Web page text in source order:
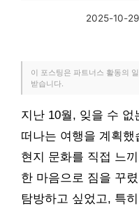
2025-10-29
이 포스팅은 파트너스 활동의
받습니다.
지난 10월, 잊을 수
떠나는 여행을 계획
현지 문화를 직접 느
한 마음으로 짐을 꾸
탐방하고 싶었고, 특